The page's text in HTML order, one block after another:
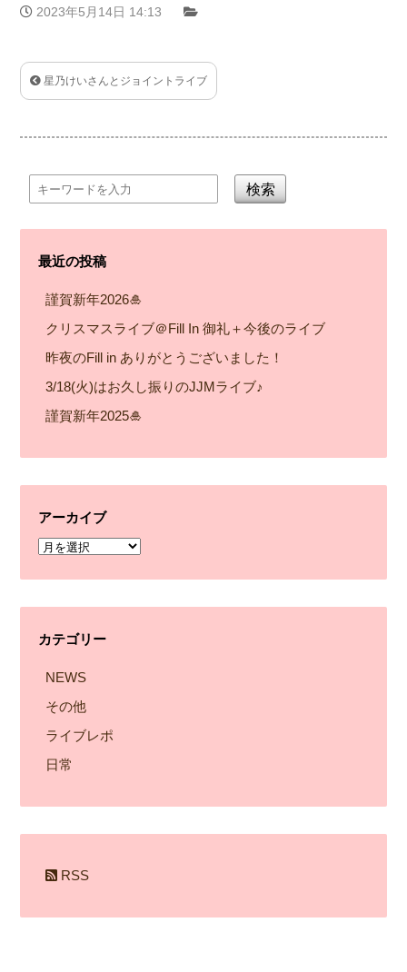
2023年5月14日 14:13
星乃けいさんとジョイントライブ
検索
最近の投稿
謹賀新年2026🎍
クリスマスライブ＠Fill In 御礼＋今後のライブ
昨夜のFill in ありがとうございました！
3/18(火)はお久し振りのJJMライブ♪
謹賀新年2025🎍
アーカイブ
ア
カ
イ
カテゴリー
NEWS
その他
ライブレポ
日常
RSS